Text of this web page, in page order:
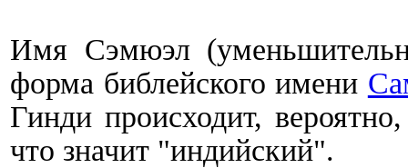
Имя Сэмюэл
форма библейского имени
Гинди происходит,
что значит "индийский".